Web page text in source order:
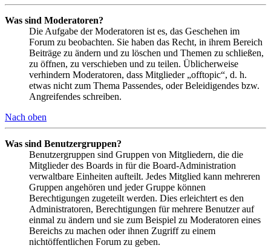
Was sind Moderatoren?
Die Aufgabe der Moderatoren ist es, das Geschehen im
Forum zu beobachten. Sie haben das Recht, in ihrem Bereich
Beiträge zu ändern und zu löschen und Themen zu schließen,
zu öffnen, zu verschieben und zu teilen. Üblicherweise
verhindern Moderatoren, dass Mitglieder „offtopic“, d. h.
etwas nicht zum Thema Passendes, oder Beleidigendes bzw.
Angreifendes schreiben.
Nach oben
Was sind Benutzergruppen?
Benutzergruppen sind Gruppen von Mitgliedern, die die
Mitglieder des Boards in für die Board-Administration
verwaltbare Einheiten aufteilt. Jedes Mitglied kann mehreren
Gruppen angehören und jeder Gruppe können
Berechtigungen zugeteilt werden. Dies erleichtert es den
Administratoren, Berechtigungen für mehrere Benutzer auf
einmal zu ändern und sie zum Beispiel zu Moderatoren eines
Bereichs zu machen oder ihnen Zugriff zu einem
nichtöffentlichen Forum zu geben.